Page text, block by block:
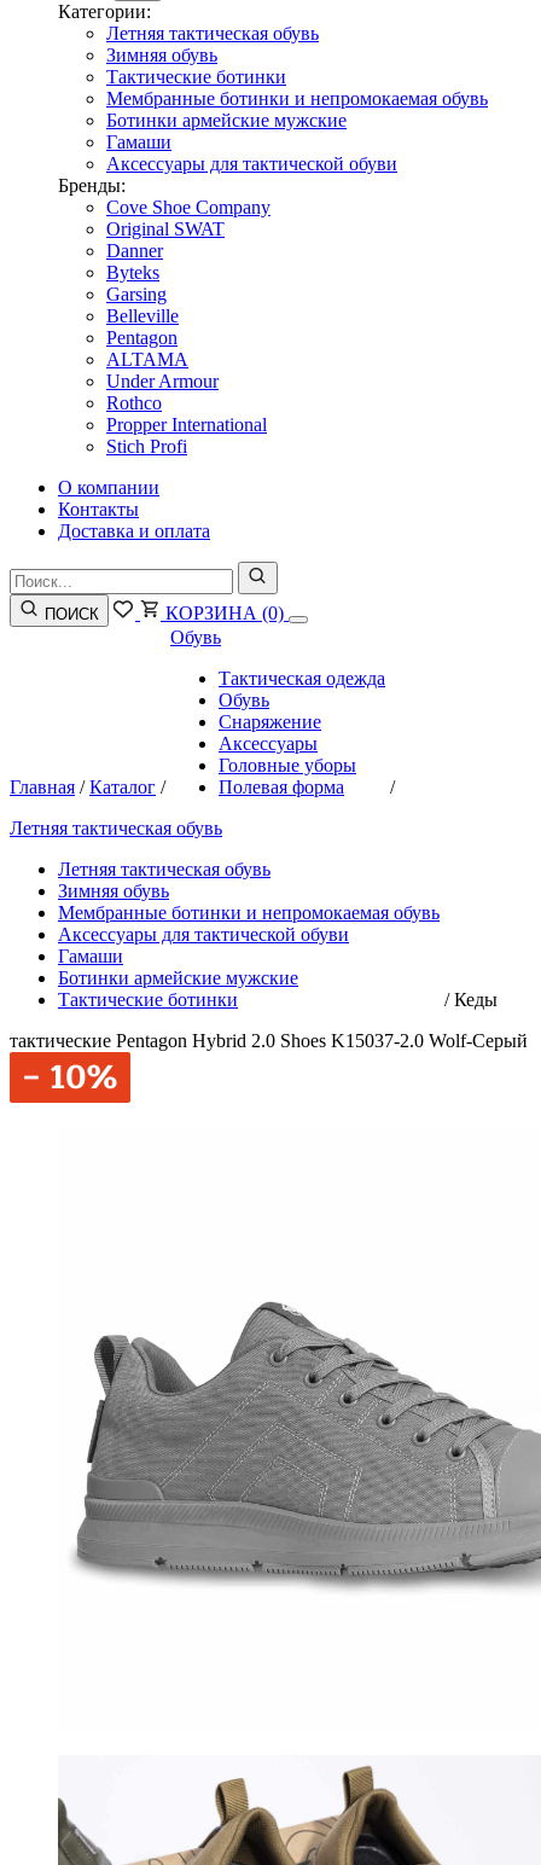
Категории:
Летняя тактическая обувь
Зимняя обувь
Тактические ботинки
Мембранные ботинки и непромокаемая обувь
Ботинки армейские мужские
Гамаши
Аксессуары для тактической обуви
Бренды:
Cove Shoe Company
Original SWAT
Danner
Byteks
Garsing
Belleville
Pentagon
ALTAMA
Under Armour
Rothco
Propper International
Stich Profi
О компании
Контакты
Доставка и оплата
ПОИСК КОРЗИНА (0)
Главная /Каталог /
Обувь
Тактическая одежда
Обувь
Снаряжение
Аксессуары
Головные уборы
Полевая форма
/
Летняя тактическая обувь
Летняя тактическая обувь
Зимняя обувь
Мембранные ботинки и непромокаемая обувь
Аксессуары для тактической обуви
Гамаши
Ботинки армейские мужские
Тактические ботинки
/Кеды
тактические Pentagon Hybrid 2.0 Shoes K15037-2.0 Wolf-Серый